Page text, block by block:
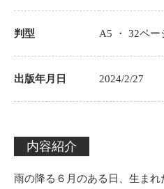
判型 A5 ・32ペー
出版年月日 2024/2/27
内容紹介
雨の降る６月のある日、生ま